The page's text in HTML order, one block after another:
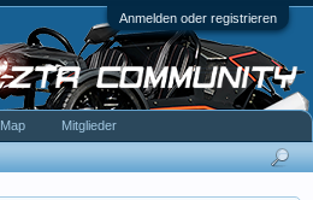
Anmelden oder registrieren
Mitglieder